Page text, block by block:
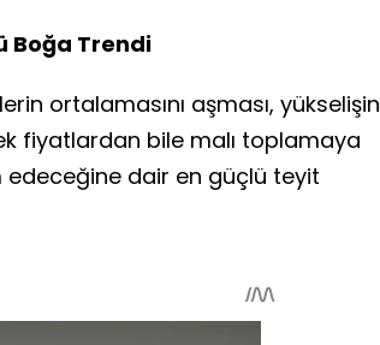
Boğa Trendi
ortalamasını aşması, yükselişin
fiyatlardan bile malı toplamaya
edeceğine dair en güçlü teyit